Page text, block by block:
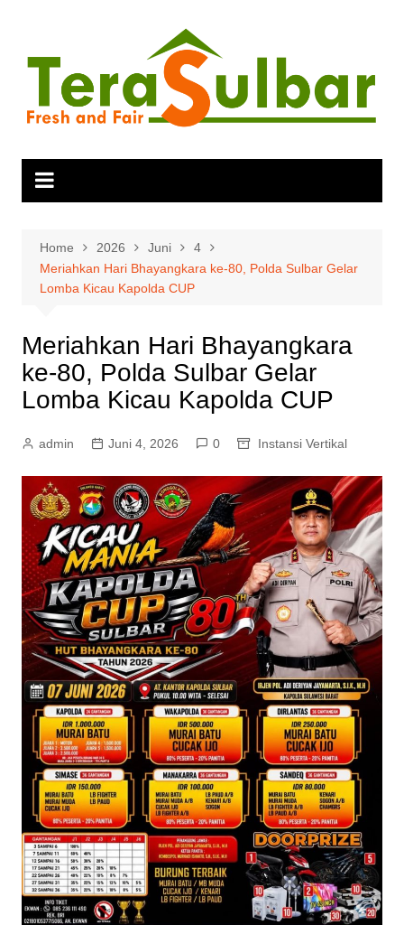
content
Home 2026 Juni
4
Meriahkan Hari Bhayangkara ke-80, Polda Sulbar Gelar
Lomba Kicau Kapolda CUP
Meriahkan Hari Bhayangkara
ke-80, Polda Sulbar Gelar
Lomba Kicau Kapolda CUP
admin Juni 4, 2026 0 Instansi Vertikal